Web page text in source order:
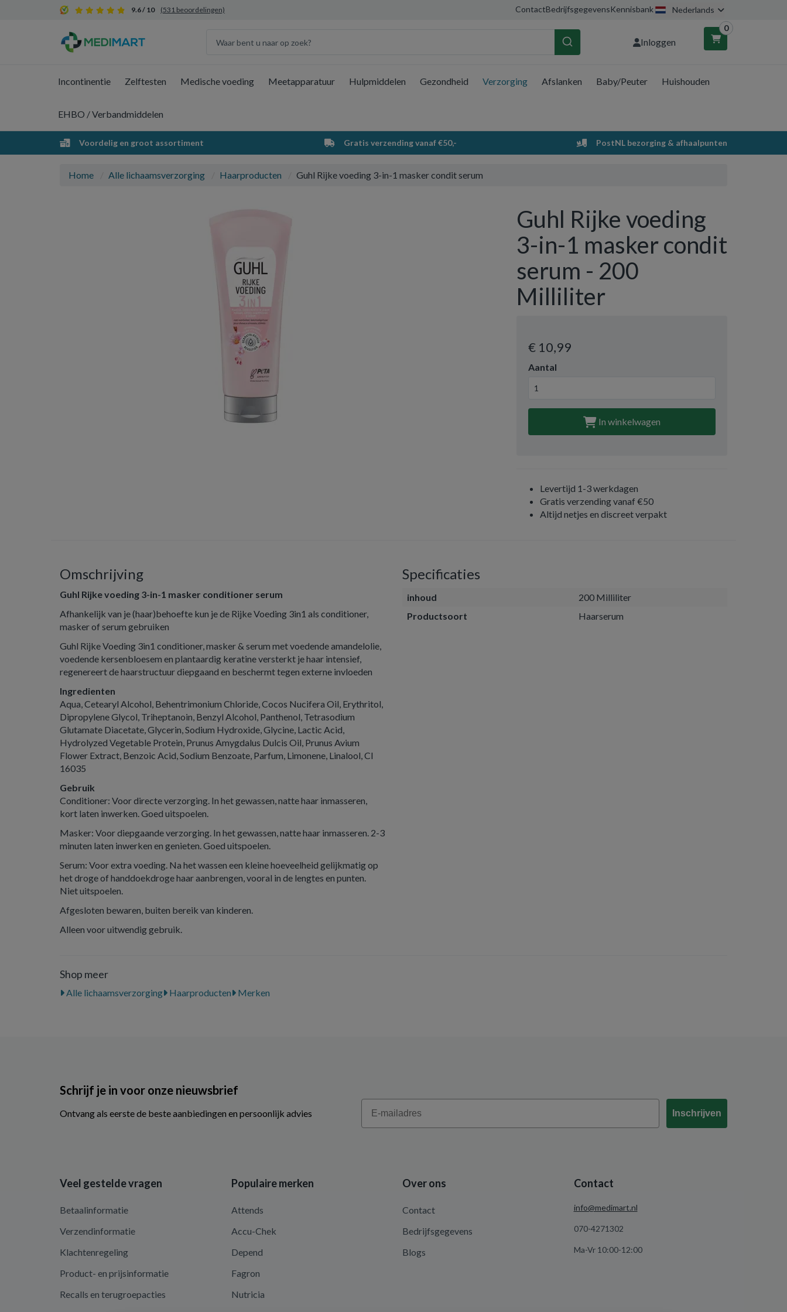
9.6 / 10 (531 beoordelingen) ContactBedrijfsgegevensKennisbank Nederlands
Inloggen
0
Winkelwagen
Uw winkelwagen is leeg.
Vul hem met producten.
Incontinentie Zelftesten Medische voeding Meetapparatuur Hulpmiddelen Gezondheid Verzorging Afslanken Baby/Peuter Huishouden
EHBO / Verbandmiddelen
Voordelig en groot assortiment Gratis verzending vanaf €50,- PostNL bezorging & afhaalpunten
Home Alle lichaamsverzorging Haarproducten Guhl Rijke voeding 3-in-1 masker condit serum
Guhl Rijke voeding
3-in-1 masker condit
serum - 200
Milliliter
€ 10,99
Aantal
In winkelwagen
Levertijd 1-3 werkdagen
Gratis verzending vanaf €50
Altijd netjes en discreet verpakt
Omschrijving
Guhl Rijke voeding 3-in-1 masker conditioner serum
Afhankelijk van je (haar)behoefte kun je de Rijke Voeding 3in1 als conditioner,
masker of serum gebruiken
Guhl Rijke Voeding 3in1 conditioner, masker & serum met voedende amandelolie,
voedende kersenbloesem en plantaardig keratine versterkt je haar intensief,
regenereert de haarstructuur diepgaand en beschermt tegen externe invloeden
Ingredienten
Aqua, Cetearyl Alcohol, Behentrimonium Chloride, Cocos Nucifera Oil, Erythritol,
Dipropylene Glycol, Triheptanoin, Benzyl Alcohol, Panthenol, Tetrasodium
Glutamate Diacetate, Glycerin, Sodium Hydroxide, Glycine, Lactic Acid,
Hydrolyzed Vegetable Protein, Prunus Amygdalus Dulcis Oil, Prunus Avium
Flower Extract, Benzoic Acid, Sodium Benzoate, Parfum, Limonene, Linalool, CI
16035
Gebruik
Conditioner: Voor directe verzorging. In het gewassen, natte haar inmasseren,
kort laten inwerken. Goed uitspoelen.
Masker: Voor diepgaande verzorging. In het gewassen, natte haar inmasseren. 2-3
minuten laten inwerken en genieten. Goed uitspoelen.
Serum: Voor extra voeding. Na het wassen een kleine hoeveelheid gelijkmatig op
het droge of handdoekdroge haar aanbrengen, vooral in de lengtes en punten.
Niet uitspoelen.
Afgesloten bewaren, buiten bereik van kinderen.
Alleen voor uitwendig gebruik.
Specificaties
inhoud
200 Milliliter
Productsoort
Haarserum
Shop meer
Alle lichaamsverzorging Haarproducten Merken
Schrijf je in voor onze nieuwsbrief
Ontvang als eerste de beste aanbiedingen en persoonlijk advies
Email
Inschrijven
Veel gestelde vragen
Betaalinformatie
Verzendinformatie
Klachtenregeling
Product- en prijsinformatie
Recalls en terugroepacties
Populaire merken
Attends
Accu-Chek
Depend
Fagron
Nutricia
Over ons
Contact
Bedrijfsgegevens
Blogs
Contact
info@medimart.nl
070-4271302
Ma-Vr 10:00-12:00